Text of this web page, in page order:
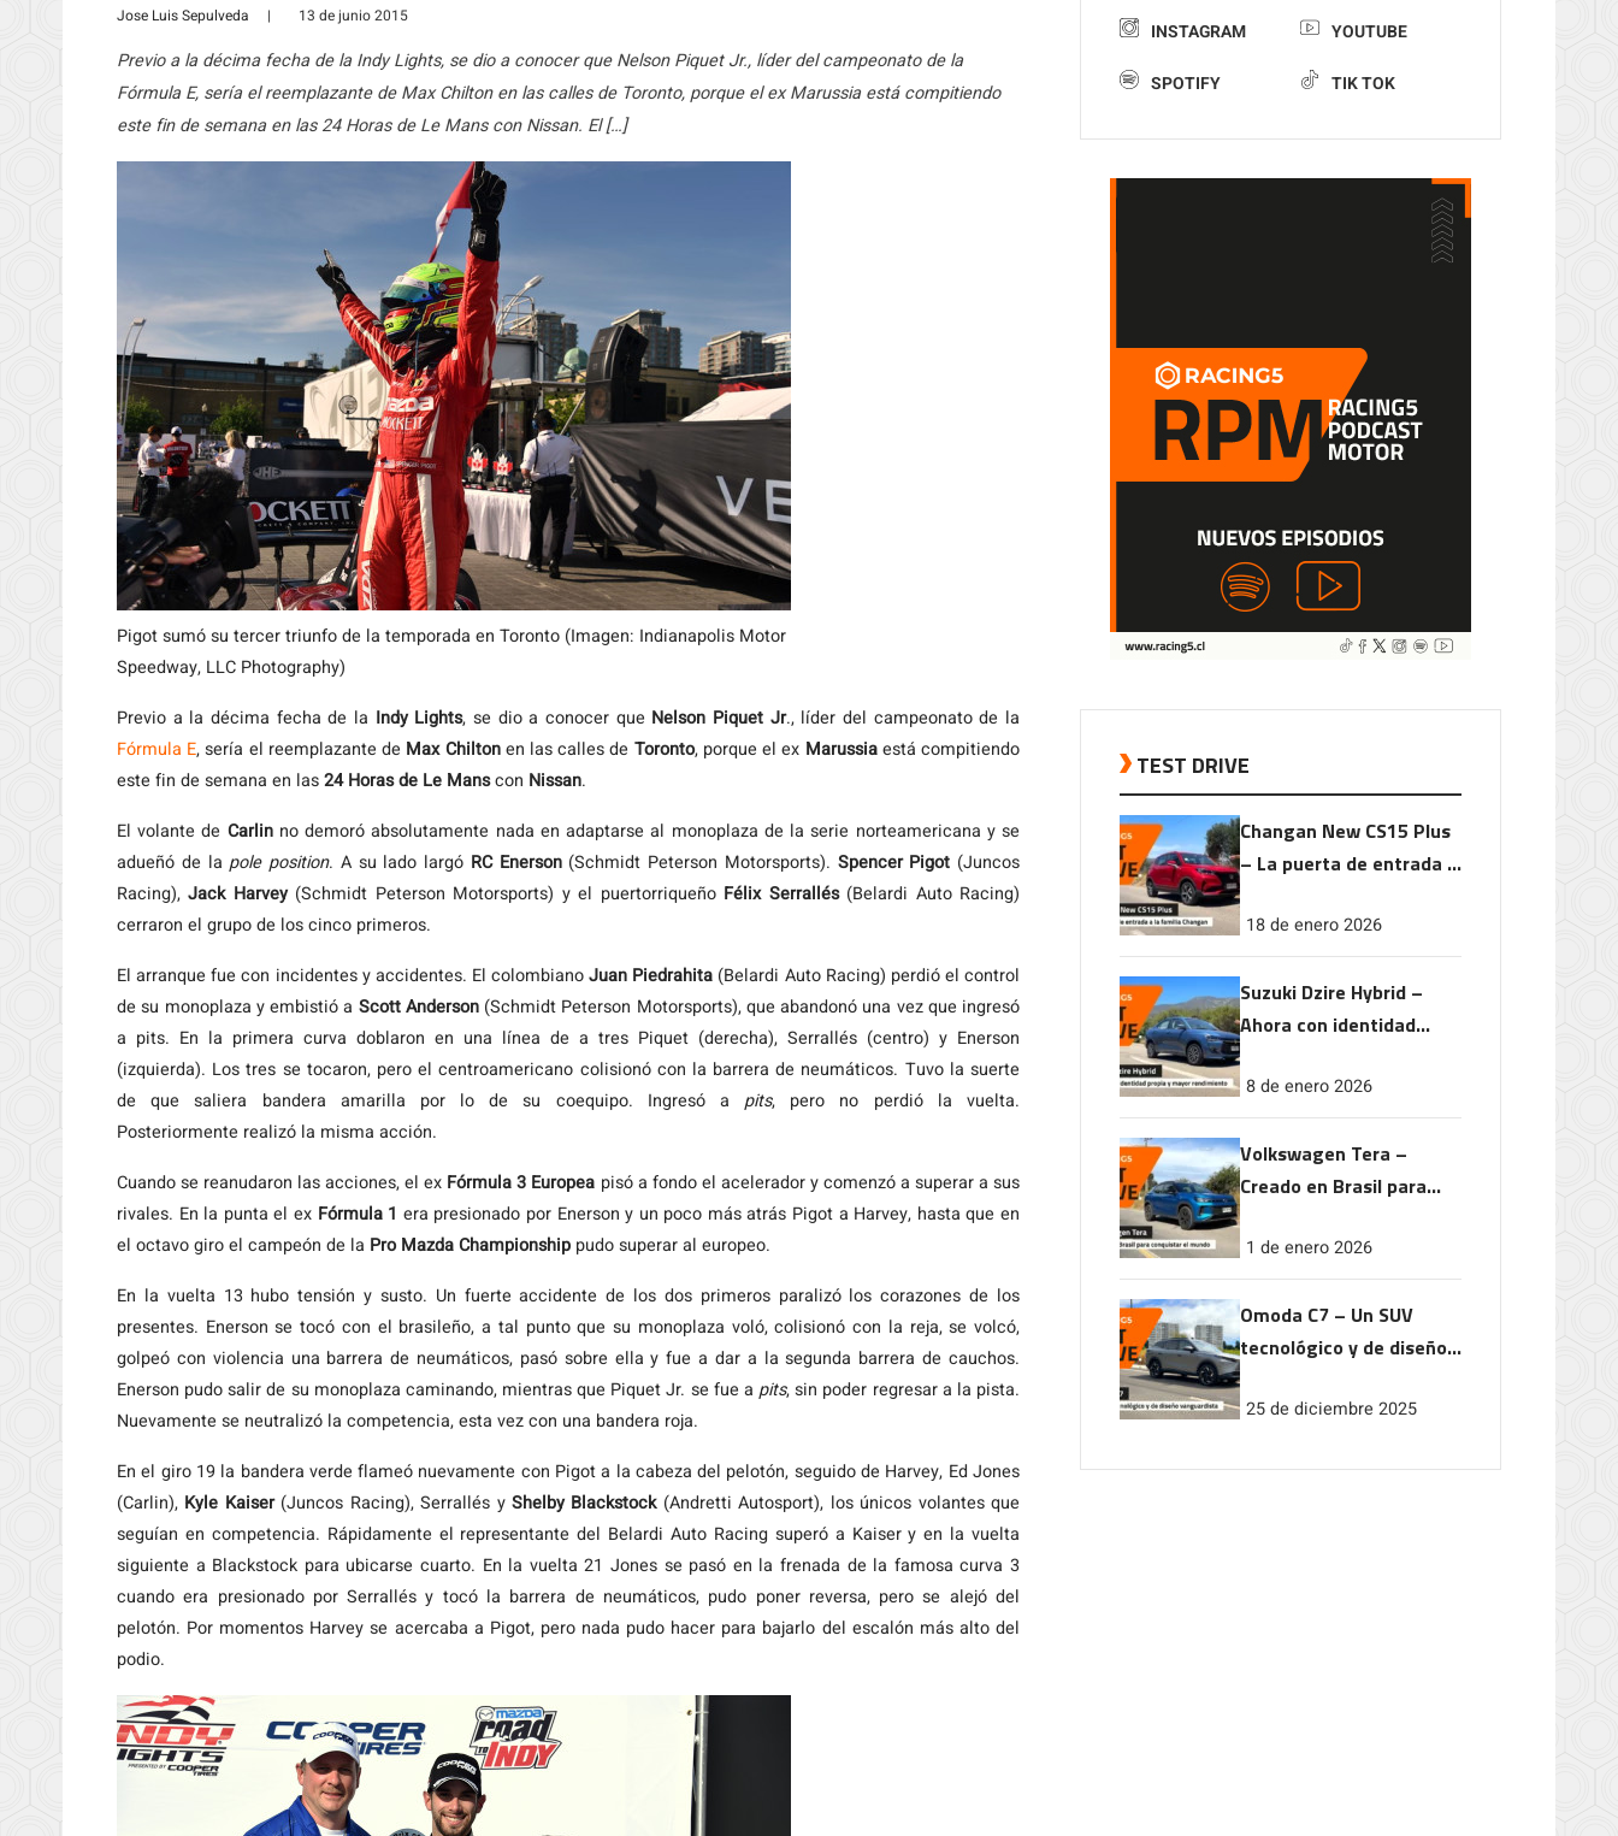
Jose Luis Sepulveda | 13 de junio 2015
Previo a la décima fecha de la Indy Lights, se dio a conocer que Nelson Piquet Jr., líder del campeonato de la
Fórmula E, sería el reemplazante de Max Chilton en las calles de Toronto, porque el ex Marussia está compitiendo
este fin de semana en las 24 Horas de Le Mans con Nissan. El […]
Pigot sumó su tercer triunfo de la temporada en Toronto (Imagen: Indianapolis Motor
Speedway, LLC Photography)
Previo a la décima fecha de la Indy Lights, se dio a conocer que Nelson Piquet Jr., líder del campeonato de la
Fórmula E, sería el reemplazante de Max Chiltonen las calles de Toronto, porque el ex Marussiaestá compitiendo
este fin de semana en las24 Horas de Le Manscon Nissan.
El volante de Carlinno demoró absolutamente nada en adaptarse al monoplaza de la serie norteamericana y se
adueñó de lapole position. A su lado largó RC Enerson(Schmidt Peterson Motorsports). Spencer Pigot (Juncos
Racing),Jack Harvey(Schmidt Peterson Motorsports) y el puertorriqueño Félix Serrallés(Belardi Auto Racing)
cerraron el grupo de los cinco primeros.
El arranque fue con incidentes y accidentes. El colombianoJuan Piedrahita (Belardi Auto Racing) perdió el control
de su monoplaza y embistió a Scott Anderson (Schmidt Peterson Motorsports), que abandonó una vez que ingresó
a pits. En la primera curva doblaron en una línea de a tres Piquet (derecha), Serrallés (centro) y Enerson
(izquierda). Los tres se tocaron, pero el centroamericano colisionó con la barrera de neumáticos. Tuvo la suerte
de que saliera bandera amarilla por lo de su coequipo. Ingresó apits, pero no perdió la vuelta.
Posteriormente realizó la misma acción.
Cuando se reanudaron las acciones, el ex Fórmula 3 Europea pisó a fondo el acelerador y comenzó a superar a sus
rivales. En la punta el ex Fórmula 1 era presionado por Enerson y un poco más atrás Pigot a Harvey, hasta que en
el octavo giro el campeón de la Pro Mazda Championship pudo superar al europeo.
En la vuelta 13 hubo tensión y susto. Un fuerte accidente de los dos primeros paralizó los corazones de los
presentes. Enerson se tocó con el brasileño, a tal punto que su monoplaza voló, colisionó con la reja, se volcó,
golpeó con violencia una barrera de neumáticos, pasó sobre ella y fue a dar a la segunda barrera de cauchos.
Enerson pudo salir de su monoplaza caminando, mientras que Piquet Jr. se fue apits, sin poder regresar a la pista.
Nuevamente se neutralizó la competencia, esta vez con una bandera roja.
En el giro 19 la bandera verde flameó nuevamente con Pigot a la cabeza del pelotón, seguido de Harvey, Ed Jones
(Carlin), Kyle Kaiser(Juncos Racing), Serrallés yShelby Blackstock(Andretti Autosport), los únicos volantes que
seguían en competencia. Rápidamente el representante del Belardi Auto Racing superó a Kaiser y en la vuelta
siguiente a Blackstock para ubicarse cuarto. En la vuelta 21 Jones se pasó en la frenada de la famosa curva 3
cuando era presionado por Serrallés y tocó la barrera de neumáticos, pudo poner reversa, pero se alejó del
pelotón. Por momentos Harvey se acercaba a Pigot, pero nada pudo hacer para bajarlo del escalón más alto del
podio.
INSTAGRAM YOUTUBE
SPOTIFY TIK TOK
TEST DRIVE
Changan New CS15 Plus
– La puerta de entrada a
18 de enero 2026
Suzuki Dzire Hybrid –
Ahora con identidad
rendimiento
8 de enero 2026
Volkswagen Tera –
Creado en Brasil para
1 de enero 2026
Omoda C7 – Un SUV
tecnológico y de diseño
25 de diciembre 2025